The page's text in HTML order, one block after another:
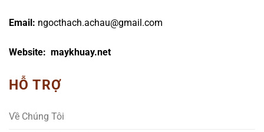
Email: ngocthach.achau@gmail.com
Website: maykhuay.net
HỖ TRỢ
Về Chúng Tôi